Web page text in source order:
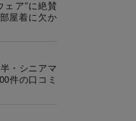
ェア”に絶賛
屋着に欠か
・シニアマ
件の口コミ